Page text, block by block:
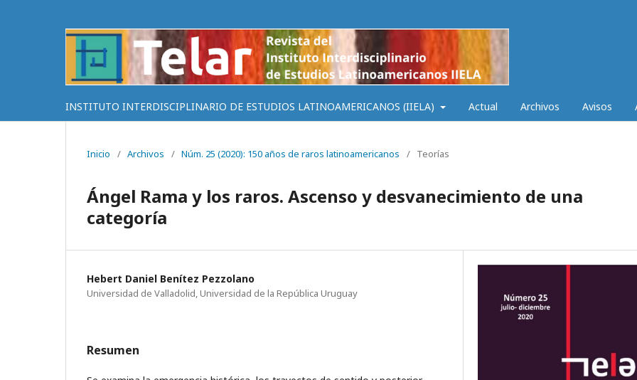
INSTITUTO INTERDISCIPLINARIO DE ESTUDIOS LATINOAMERICANOS (IIELA) Actual Archivos Avisos
Inicio / Archivos / Núm. 25 (2020): 150 años de raros latinoamericanos / Teorías
Ángel Rama y los raros. Ascenso y desvanecimiento de una
categoría
Hebert Daniel Benítez Pezzolano
Universidad de Valladolid, Universidad de la República Uruguay
Resumen